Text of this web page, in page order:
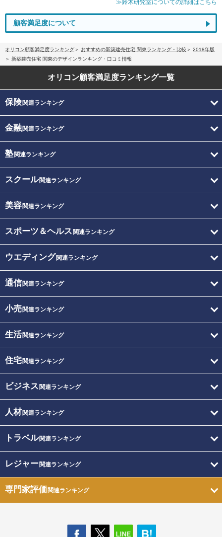
≫鈴木研究室についての詳細はこちら
顧客満足度について
オリコン顧客満足度ランキング おすすめの新築建売住宅 関東ランキング・比較
2018年版
新築建売住宅 関東のデザインランキング・口コミ情報
オリコン顧客満足度ランキング一覧
保険関連ランキング
金融関連ランキング
塾関連ランキング
スクール関連ランキング
美容関連ランキング
スポーツ＆ヘルス 関連ランキング
ウエディング関連ランキング
通信関連ランキング
小売関連ランキング
生活関連ランキング
住宅関連ランキング
ビジネス 関連ランキング
人材関連ランキング
トラベル関連ランキング
レジャー関連ランキング
専門家評価関連ランキング